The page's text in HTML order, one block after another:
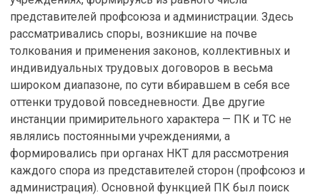
представителей профсоюза и администрации. Здесь
рассматривались споры, возникшие на почве
толкования и применения законов, коллективных и
индивидуальных трудовых договоров в весьма
широком диапазоне, по сути вбиравшем в себя все
оттенки трудовой повседневности. Две другие
инстанции примирительного характера — ПК и ТС не
являлись постоянными учреждениями, а
формировались при органах НКТ для рассмотрения
каждого спора из представителей сторон (профсоюз и
администрация). Основной функцией ПК был поиск